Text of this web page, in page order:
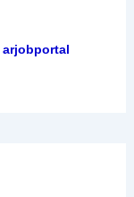
arjobportal